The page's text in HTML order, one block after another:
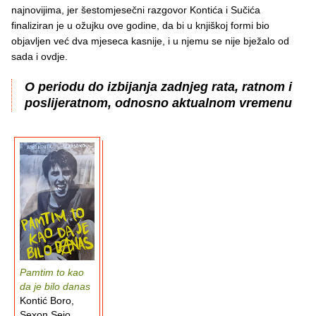
najnovijima, jer šestomjesečni razgovor Kontića i Sučića
finaliziran je u ožujku ove godine, da bi u knjiškoj formi bio
objavljen već dva mjeseca kasnije, i u njemu se nije bježalo od
sada i ovdje.
O periodu do izbijanja zadnjeg rata, ratnom i
poslijeratnom, odnosno aktualnom vremenu
Pamtim to kao
da je bilo danas
Kontić Boro,